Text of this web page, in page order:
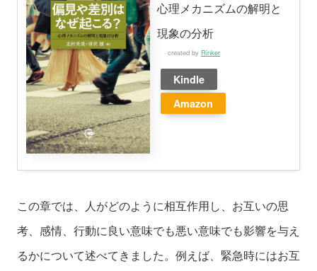
心理メカニズムの解明と
現象の分析
created by Rinker
Kindle
Amazon
この章では、人がどのように相互作用し、お互いの思
考、感情、行動に良い意味でも悪い意味でも影響を与え
るかについて述べてきました。例えば、緊急時にはお互